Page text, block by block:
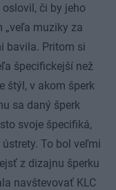
či by jeho
muziky za
bavila. Pritom si
špecifickejší než
štýl, v akom šperk
sa daný šperk
svoje špecifiká,
To bol veľmi
z dizajnu šperku
navštevovať KLC